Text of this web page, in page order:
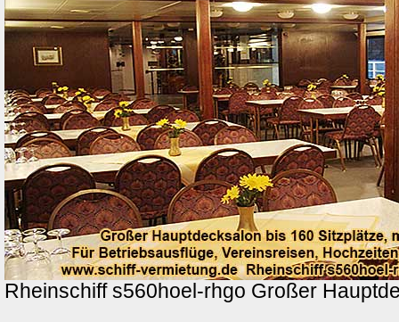
Rheinschiff s560hoel-rhgo Großer